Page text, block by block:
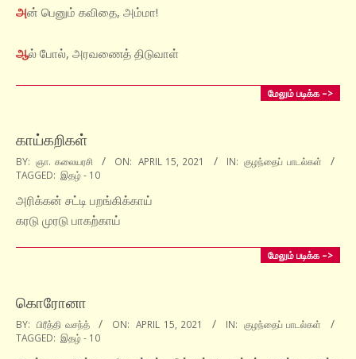
15
அன் பெனும் கவிதை, அம்மா!
ஆல் போல், அரவணைத் திடுவாள்
மேலும் படிக்க –>
காய்கறிகள்
2021-
04-
15
BY: ஞா. கலையரசி ON: APRIL 15, 2021 IN: குழந்தைப் பாடல்கள்
TAGGED: இதழ் - 10
அரிக்கன் சட்டி பறங்கிக்காய்
கரடு முரடு பாகற்காய்
மேலும் படிக்க –>
கொரோனா
2021-
04-
BY: பிரீத்தி வசந்த் ON: APRIL 15, 2021 IN: குழந்தைப் பாடல்கள்
TAGGED: இதழ் - 10